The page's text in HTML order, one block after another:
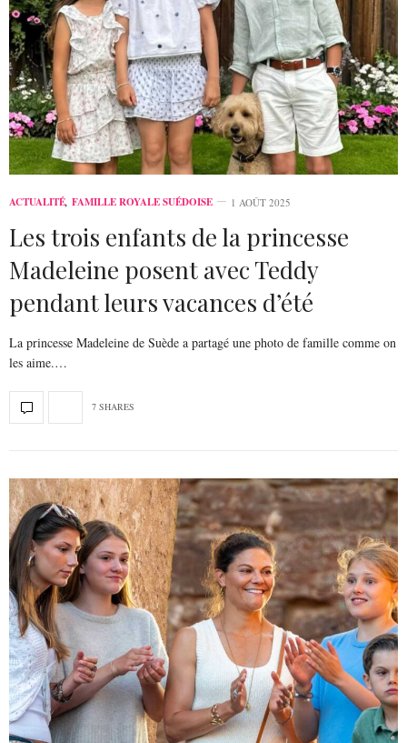
ACTUALITÉ, FAMILLE ROYALE SUÉDOISE 1 AOÛT 2025
Les trois enfants de la princesse
Madeleine posent avec Teddy
pendant leurs vacances d’été
La princesse Madeleine de Suède a partagé une photo de famille comme on
les aime.…
7 SHARES